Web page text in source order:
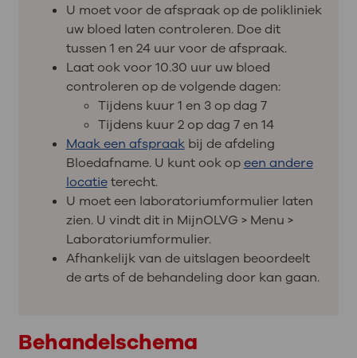
U moet voor de afspraak op de polikliniek
uw bloed laten controleren. Doe dit
tussen 1 en 24 uur voor de afspraak.
Laat ook voor 10.30 uur uw bloed
controleren op de volgende dagen:
Tijdens kuur 1 en 3 op dag 7
Tijdens kuur 2 op dag 7 en 14
Maak een afspraakbij de afdeling
Bloedafname. U kunt ook opeen andere
locatieterecht.
U moet een laboratoriumformulier laten
zien. U vindt dit in MijnOLVG > Menu >
Laboratoriumformulier.
Afhankelijk van de uitslagen beoordeelt
de arts of de behandeling door kan gaan.
Behandelschema